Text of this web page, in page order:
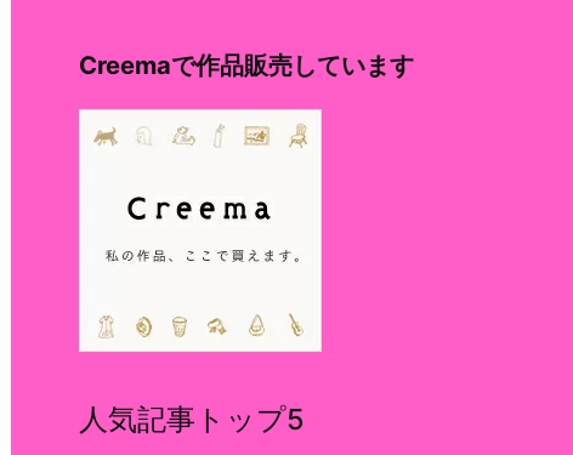
Creemaで作品販売しています
人気記事トップ5